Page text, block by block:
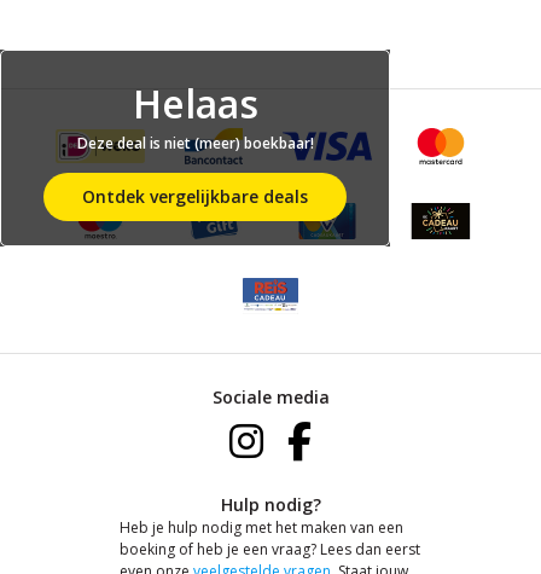
Helaas
Deze deal is niet (meer) boekbaar!
Ontdek vergelijkbare deals
Sociale media
Hulp nodig?
Heb je hulp nodig met het maken van een
boeking of heb je een vraag? Lees dan eerst